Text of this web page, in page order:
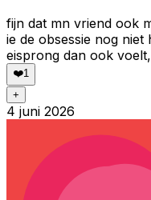
fijn dat mn vriend ook
ie de obsessie nog niet
eisprong dan ook
❤️1
+
4 juni 2026